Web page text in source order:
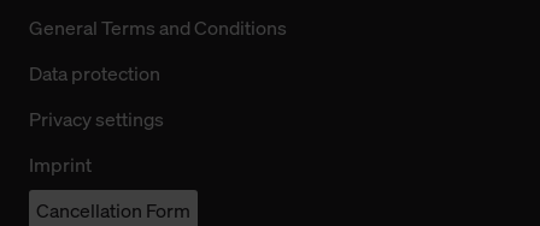
General Terms and Conditions
Data protection
Privacy settings
Imprint
Cancellation Form